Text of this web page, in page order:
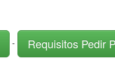
- Requisitos Pedir